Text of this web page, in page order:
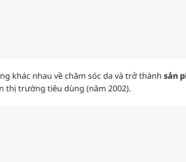
khác nhau về chăm sóc da và trở thành sản
thị trường tiêu dùng (năm 2002).